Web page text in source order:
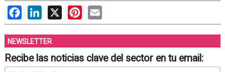
FacebookLinkedIn
X PinterestEmail
NEWSLETTER
Recibe las noticias clave del sector en tu email: